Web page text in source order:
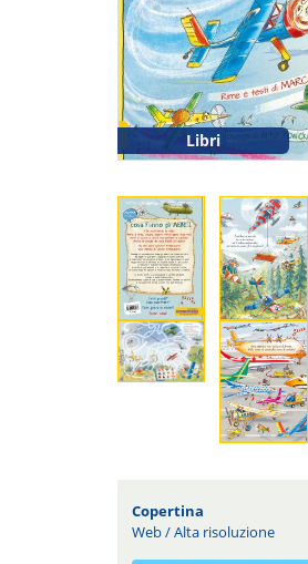
Libri
Copertina
Web/Alta risoluzione